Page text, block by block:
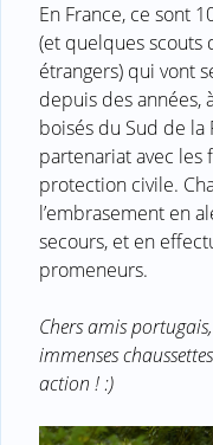
En France, ce sont
(et quelques scouts
étrangers) qui vont
depuis des années,
boisés du Sud de la
partenariat avec les
protection civile.
l’embrasement en
secours, et en
promeneurs.
Chers amis
immenses
action ! :)